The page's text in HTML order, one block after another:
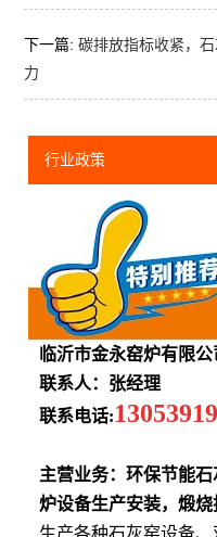
下一篇: 碳排放指标收紧，
力
行业政策
临沂市金永窑炉有限公
联系人：张经理
联系电话:
主营业务：环保节能
炉设备生产安装，煅
生产各种石灰窑设备